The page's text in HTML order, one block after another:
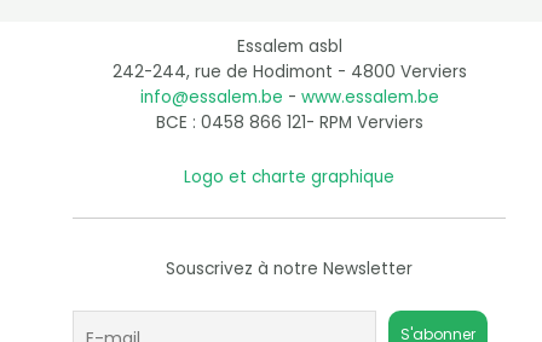
Essalem asbl
242-244, rue de Hodimont - 4800 Verviers
info@essalem.be - www.essalem.be
BCE : 0458 866 121- RPM Verviers
Logo et charte graphique
Souscrivez à notre Newsletter